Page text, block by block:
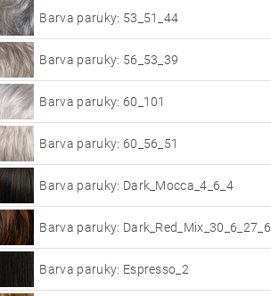
Barva paruky: 53_51_44
Barva paruky: 56_53_39
Barva paruky: 60_101
Barva paruky: 60_56_51
Barva paruky: Dark_Mocca_4_6_4
Barva paruky: Dark_Red_Mix_30_6_27_6
Barva paruky: Espresso_2